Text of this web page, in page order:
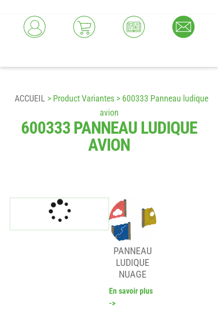
ACCUEIL > Product Variantes > 600333 Panneau ludique
avion
600333 PANNEAU LUDIQUE
AVION
PANNEAU
LUDIQUE
NUAGE
En savoir plus
->